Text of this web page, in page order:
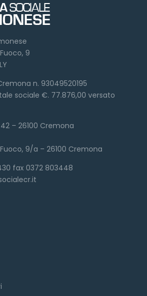
9
n. 93049520195
sociale €. 77.876,00 versato
– 26100 Cremona
9/a – 26100 Cremona
fax 0372 803448